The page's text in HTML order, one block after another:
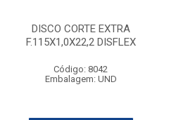
DISCO CORTE EXTRA
F.115X1,0X22,2 DISFLEX
Código: 8042
Embalagem: UND